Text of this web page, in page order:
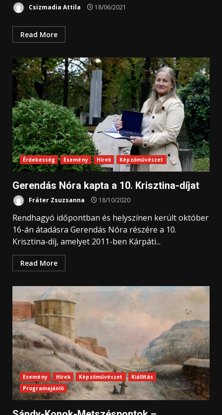
Csizmadia Attila 18/06/2021
Read More
Érdekesség Esemény Hírek Képzőművészet
Gerendás Nóra kapta a 10. Krisztina-díjat
Fráter Zsuzsanna 18/10/2020
Rendhagyó időpontban és helyszínen került október
16-án átadásra Gerendás Nóra részére a 10.
Krisztina-díj, amelyet 2011-ben Kárpáti...
Read More
Esemény Hírek Képzőművészet
Kiállítás
Programajánló